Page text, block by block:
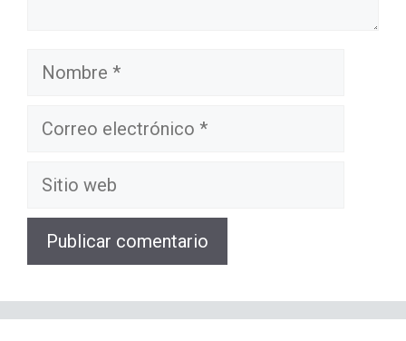
Nombre
Correo
Sitio